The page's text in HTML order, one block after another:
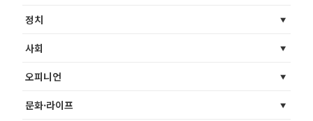
정치
사회
오피니언
문화·라이프